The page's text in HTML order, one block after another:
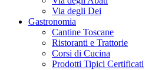
Via degli Dei
Gastronomia
Cantine Toscane
Ristoranti e Trattorie
Corsi di Cucina
Prodotti Tipici Certificati